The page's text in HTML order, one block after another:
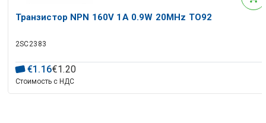
Транзистор NPN 160V 1A 0.9W 20MHz TO92
2SC2383
€1 .16€1.20
Стоимость с НДС